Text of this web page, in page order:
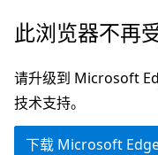
跳
主
要
内
此浏览器不再
请升级到 Microsoft
技术支持。
下载 Microsoft